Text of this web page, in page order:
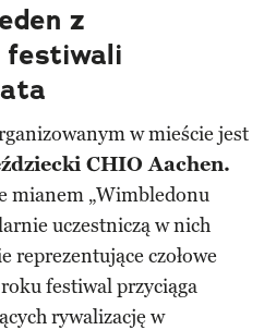
z
festiwali
w mieście jest
CHIO Aachen.
mianem „Wimbledonu
uczestniczą w nich
reprezentujące czołowe
festiwal przyciąga
rywalizację w